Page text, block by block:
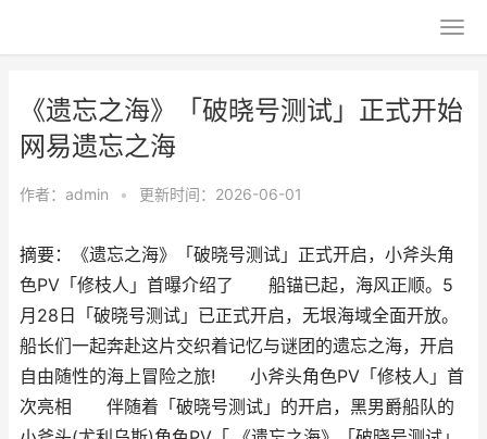
《遗忘之海》「破晓号测试」正式开始
网易遗忘之海
作者： admin • 更新时间：2026-06-01
摘要：《遗忘之海》「破晓号测试」正式开启，小斧头角
色PV「修枝人」首曝介绍了 船锚已起，海风正顺。5
月28日「破晓号测试」已正式开启，无垠海域全面开放。
船长们一起奔赴这片交织着记忆与谜团的遗忘之海，开启
自由随性的海上冒险之旅! 小斧头角色PV「修枝人」首
次亮相 伴随着「破晓号测试」的开启，黑男爵船队的